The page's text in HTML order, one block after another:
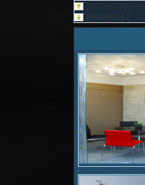
접합유리 파티션
유리파티션 2